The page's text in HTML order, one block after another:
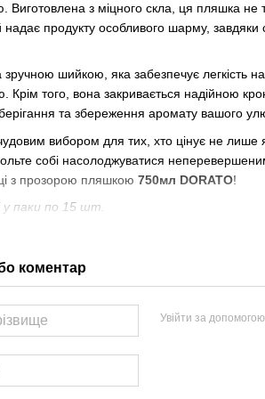
з міцного скла, ця пляшка не
продукту особливого шарму, завдяки
шийкою, яка забезпечує легкість
Крім того, вона закривається надійною
та збереження аромату вашого
вибором для тих, хто цінує не лише
собі насолоджуватися
з прозорою пляшкою 750мл DORATO!
у паки по 15 шт.
Дизайн: Пляшка має витончену
для Герметичності: Пляшка розрахована
коментар
Увійти за допомогою